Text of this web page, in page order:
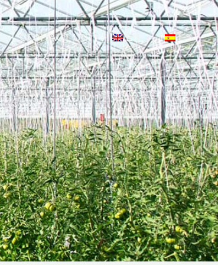
CONTACT US EN ES